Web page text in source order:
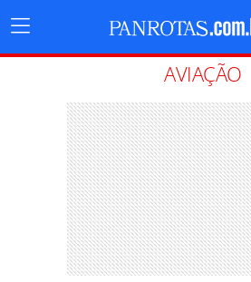
Menu
Principal
AVIAÇÃO